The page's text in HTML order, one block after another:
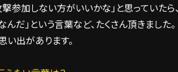
参加しない方がいいかな」と思っていたら
だ」という言葉など、たくさん頂きました。
い出があります。